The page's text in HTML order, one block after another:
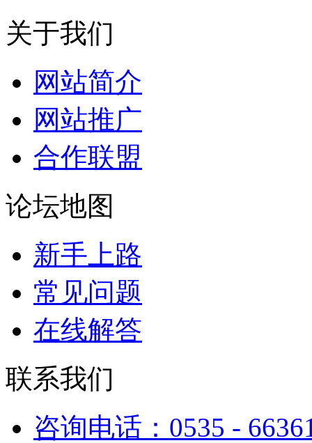
关于我们
网站简介
网站推广
合作联盟
论坛地图
新手上路
常见问题
在线解答
联系我们
咨询电话：0535 -